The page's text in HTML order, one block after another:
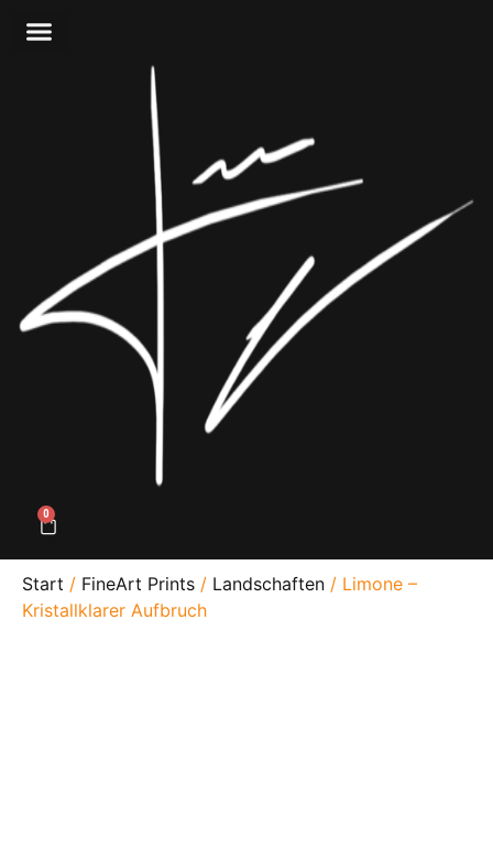
0
Start / FineArt Prints / Landschaften / Limone –
Kristallklarer Aufbruch